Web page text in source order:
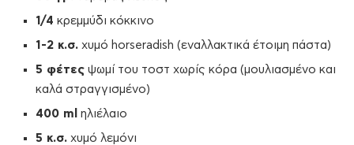
1/4 κρεμμύδι κόκκινο
1-2 κ.σ. χυμό horseradish (εναλλακτικά έτοιμη πάστα)
5 φέτες ψωμί του τοστ χωρίς κόρα (μουλιασμένο και
καλά στραγγισμένο)
400 ml ηλιέλαιο
5 κ.σ. χυμό λεμόνι